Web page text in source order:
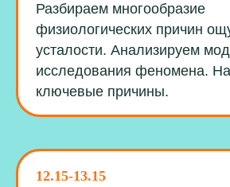
Разбираем многообразие
физиологических причин
усталости. Анализируем
исследования феномена.
ключевые причины.
12.15-13.15